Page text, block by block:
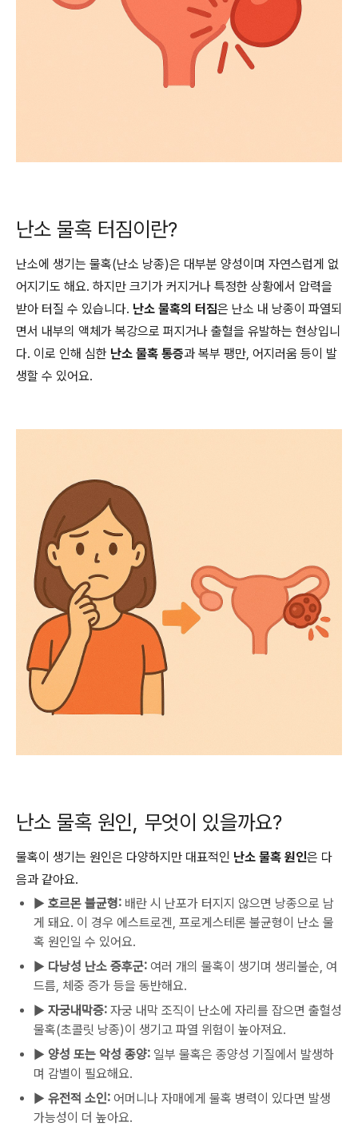
난소 물혹 터짐이란?
난소에 생기는 물혹(난소 낭종)은 대부분 양성이며 자연스럽게 없
어지기도 해요. 하지만 크기가 커지거나 특정한 상황에서 압력을
받아 터질 수 있습니다. 난소 물혹의 터짐은 난소 내 낭종이 파열되
면서 내부의 액체가 복강으로 퍼지거나 출혈을 유발하는 현상입니
다. 이로 인해 심한 난소 물혹 통증과 복부 팽만, 어지러움 등이 발
생할 수 있어요.
난소 물혹 원인, 무엇이 있을까요?
물혹이 생기는 원인은 다양하지만 대표적인 난소 물혹 원인은 다
음과 같아요.
▶ 호르몬 불균형: 배란 시 난포가 터지지 않으면 낭종으로 남
게 돼요. 이 경우 에스트로겐, 프로게스테론 불균형이 난소 물
혹 원인일 수 있어요.
▶ 다낭성 난소 증후군: 여러 개의 물혹이 생기며 생리불순, 여
드름, 체중 증가 등을 동반해요.
▶ 자궁내막증: 자궁 내막 조직이 난소에 자리를 잡으면 출혈성
물혹(초콜릿 낭종)이 생기고 파열 위험이 높아져요.
▶ 양성 또는 악성 종양: 일부 물혹은 종양성 기질에서 발생하
며 감별이 필요해요.
▶ 유전적 소인: 어머니나 자매에게 물혹 병력이 있다면 발생
가능성이 더 높아요.